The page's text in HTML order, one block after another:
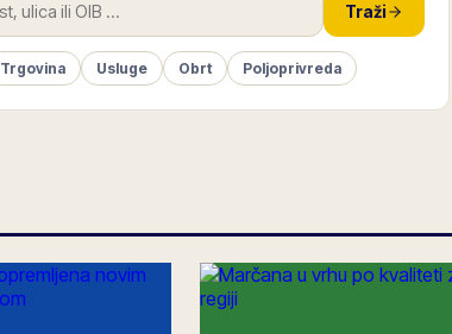
Traži
Trgovina Usluge Obrt Poljoprivreda